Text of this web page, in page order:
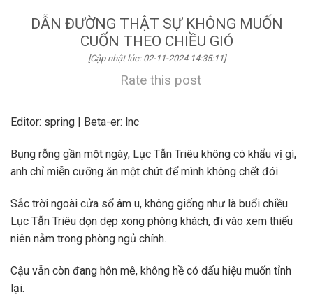
DẪN ĐƯỜNG THẬT SỰ KHÔNG MUỐN
CUỐN THEO CHIỀU GIÓ
[Cập nhật lúc: 02-11-2024 14:35:11]
Rate this post
Editor: spring | Beta-er: lnc
Bụng rỗng gần một ngày, Lục Tẫn Triêu không có khẩu vị gì,
anh chỉ miễn cưỡng ăn một chút để mình không chết đói.
Sắc trời ngoài cửa sổ âm u, không giống như là buổi chiều.
Lục Tẫn Triêu dọn dẹp xong phòng khách, đi vào xem thiếu
niên nằm trong phòng ngủ chính.
Cậu vẫn còn đang hôn mê, không hề có dấu hiệu muốn tỉnh
lại.